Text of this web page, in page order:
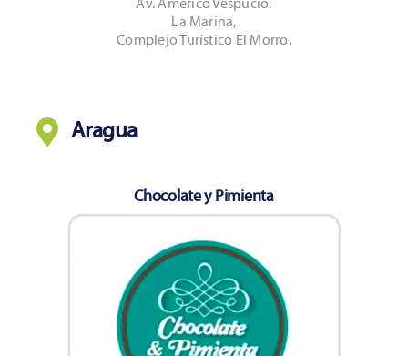
La Marina,
Complejo Turístico El Morro.
Aragua
Chocolate y Pimienta